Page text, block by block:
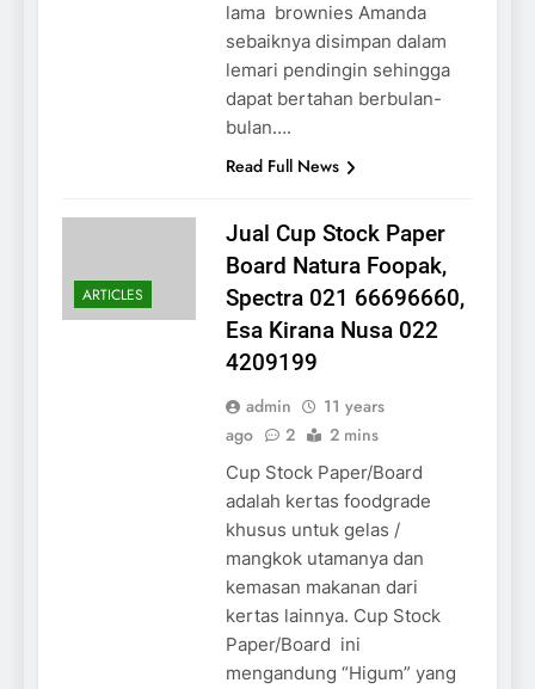
lama brownies Amanda
sebaiknya disimpan dalam
lemari pendingin sehingga
dapat bertahan berbulan-
bulan….
Read Full News
ARTICLES
Jual Cup Stock Paper
Board Natura Foopak,
Spectra 021 66696660,
Esa Kirana Nusa 022
4209199
admin
11 years
ago
2 2 mins
Cup Stock Paper/Board
adalah kertas foodgrade
khusus untuk gelas /
mangkok utamanya dan
kemasan makanan dari
kertas lainnya. Cup Stock
Paper/Board ini
mengandung “Higum” yang